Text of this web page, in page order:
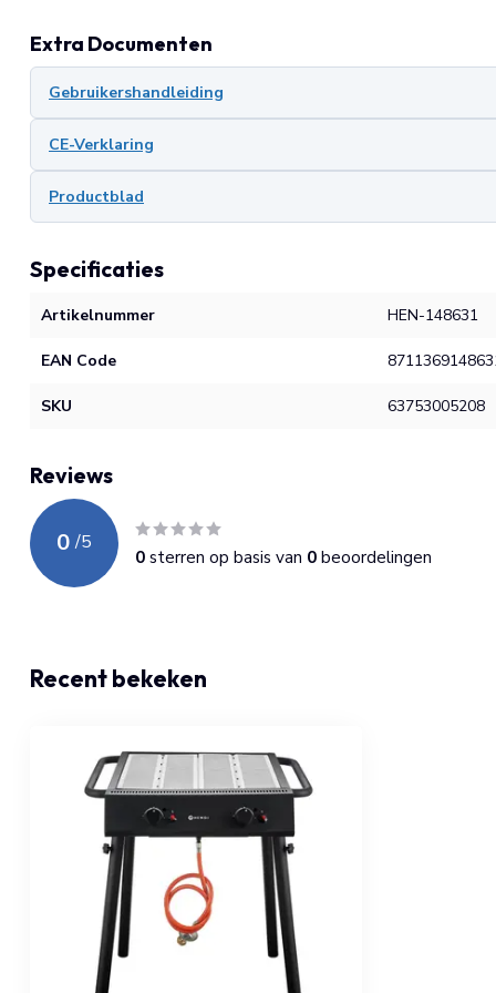
Extra Documenten
Gebruikershandleiding
CE-Verklaring
Productblad
Specificaties
Artikelnummer HEN-148631
EAN Code
SKU 63753005208
Reviews
0 /5
0sterren op basis van 0beoordelingen
Recent bekeken